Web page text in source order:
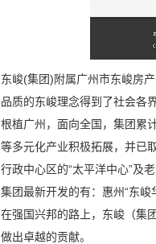
东峻(集团)附属广州市东峻房
品质的东峻理念得到了社会各
根植广州，面向全国，集团累
等多元化产业积极拓展，并已
行政中心区的“太平洋中心”及
集团最新开发的有：惠州“东峻
在强国兴邦的路上，东峻（集
做出卓越的贡献。